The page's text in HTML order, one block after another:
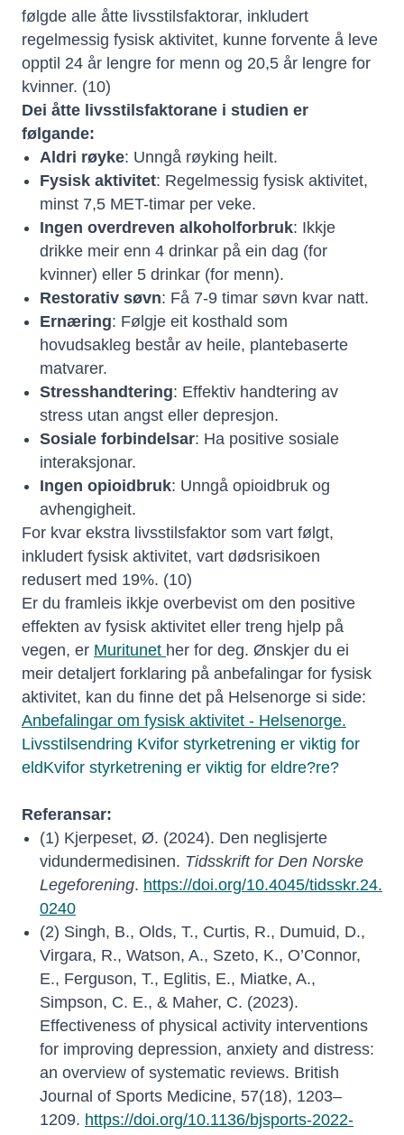
følgde alle åtte livsstilsfaktorar, inkludert
regelmessig fysisk aktivitet, kunne forvente å leve
opptil 24 år lengre for menn og 20,5 år lengre for
kvinner. (10)
Dei åtte livsstilsfaktorane i studien er
følgande:
Aldri røyke: Unngå røyking heilt.
Fysisk aktivitet: Regelmessig fysisk aktivitet,
minst 7,5 MET-timar per veke.
Ingen overdreven alkoholforbruk: Ikkje
drikke meir enn 4 drinkar på ein dag (for
kvinner) eller 5 drinkar (for menn).
Restorativ søvn: Få 7-9 timar søvn kvar natt.
Ernæring: Følgje eit kosthald som
hovudsakleg består av heile, plantebaserte
matvarer.
Stresshandtering: Effektiv handtering av
stress utan angst eller depresjon.
Sosiale forbindelsar: Ha positive sosiale
interaksjonar.
Ingen opioidbruk: Unngå opioidbruk og
avhengigheit.
For kvar ekstra livsstilsfaktor som vart følgt,
inkludert fysisk aktivitet, vart dødsrisikoen
redusert med 19%. (10)
Er du framleis ikkje overbevist om den positive
effekten av fysisk aktivitet eller treng hjelp på
vegen, er Muritunet her for deg. Ønskjer du ei
meir detaljert forklaring på anbefalingar for fysisk
aktivitet, kan du finne det på Helsenorge si side:
Anbefalingar om fysisk aktivitet - Helsenorge.
Livsstilsendring Kvifor styrketrening er viktig for
eldKvifor styrketrening er viktig for eldre?re?
Referansar:
(1) Kjerpeset, Ø. (2024). Den neglisjerte
vidundermedisinen. Tidsskrift for Den Norske
Legeforening. https://doi.org/10.4045/tidsskr.24.
0240
(2) Singh, B., Olds, T., Curtis, R., Dumuid, D.,
Virgara, R., Watson, A., Szeto, K., O’Connor,
E., Ferguson, T., Eglitis, E., Miatke, A.,
Simpson, C. E., & Maher, C. (2023).
Effectiveness of physical activity interventions
for improving depression, anxiety and distress:
an overview of systematic reviews. British
Journal of Sports Medicine, 57(18), 1203–
1209. https://doi.org/10.1136/bjsports-2022-